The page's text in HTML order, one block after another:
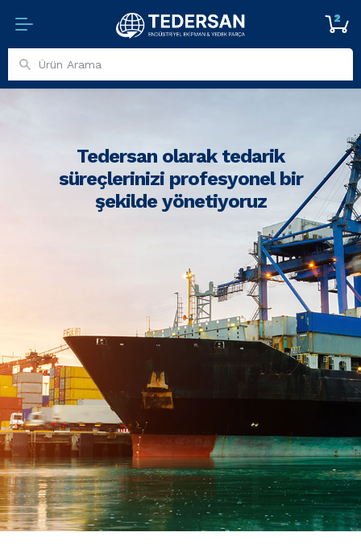
2
Tedersan olarak tedarik
süreçlerinizi profesyonel bir
şekilde yönetiyoruz